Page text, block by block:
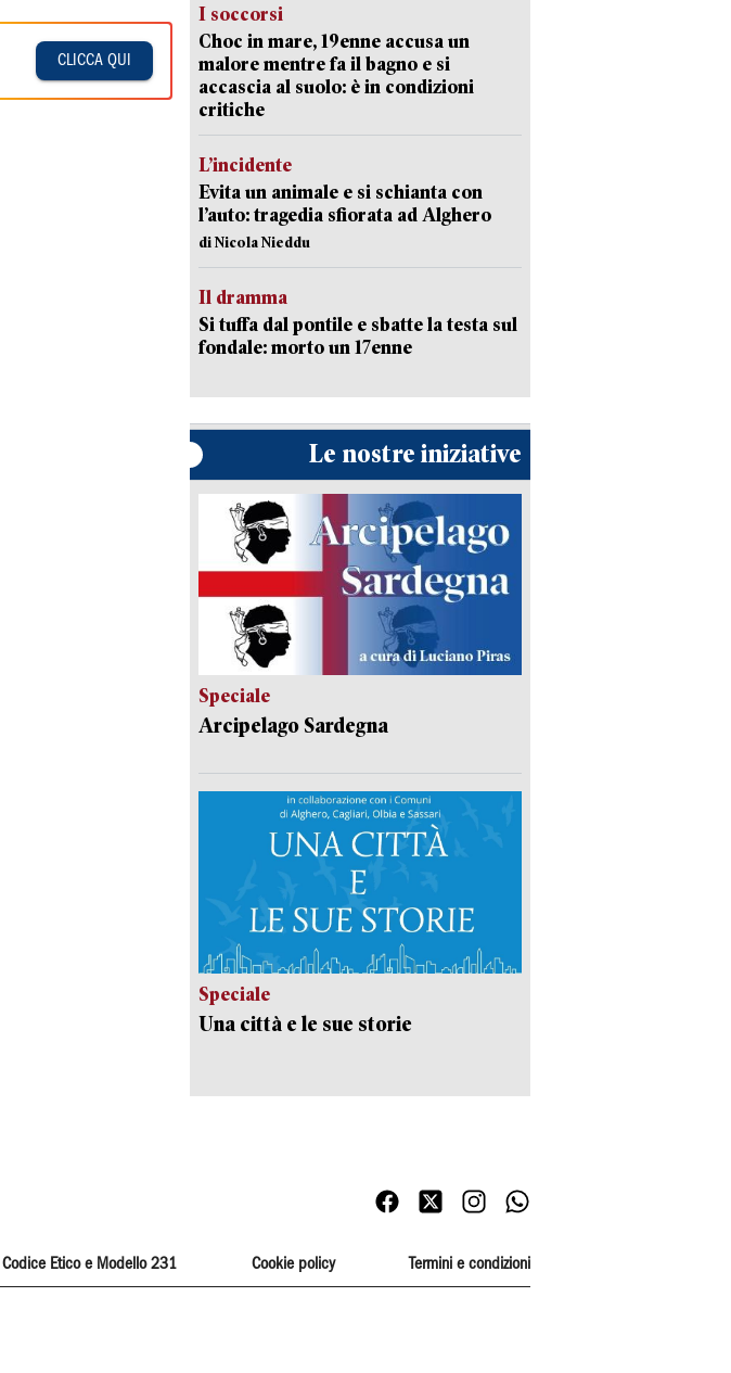
CLICCA QUI
I soccorsi
Choc in mare, 19enne accusa un
malore mentre fa il bagno e si
accascia al suolo: è in condizioni
critiche
L’incidente
Evita un animale e si schianta con
l’auto: tragedia sfiorata ad Alghero
di Nicola Nieddu
Il dramma
Si tuffa dal pontile e sbatte la testa sul
fondale: morto un 17enne
Le nostre iniziative
Speciale
Arcipelago Sardegna
Speciale
Una città e le sue storie
Codice Etico e Modello 231 Cookie policy Termini e condizioni